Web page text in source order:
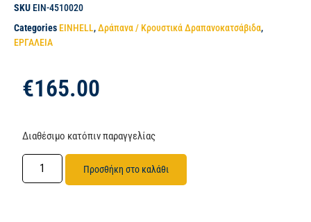
SKU EIN-4510020
Categories EINHELL,Δράπανα / Κρουστικά Δραπανοκατσάβιδα,
ΕΡΓΑΛΕΙΑ
€165.00
Διαθέσιμο κατόπιν παραγγελίας
Προσθήκη στο καλάθι